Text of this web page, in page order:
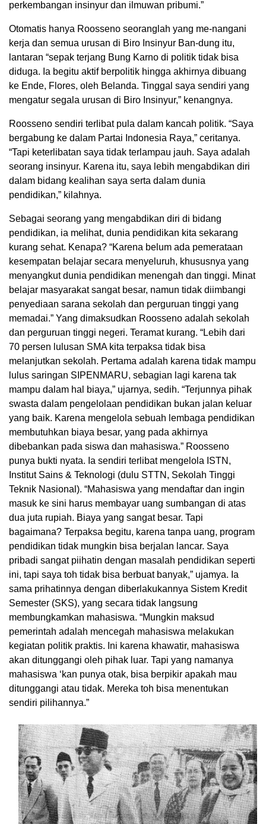
perkembangan insinyur dan ilmuwan pribumi.”
Otomatis hanya Roosseno seoranglah yang me-nangani
kerja dan semua urusan di Biro Insinyur Ban-dung itu,
lantaran “sepak terjang Bung Karno di politik tidak bisa
diduga. Ia begitu aktif berpolitik hingga akhirnya dibuang
ke Ende, Flores, oleh Belanda. Tinggal saya sendiri yang
mengatur segala urusan di Biro Insinyur,” kenangnya.
Roosseno sendiri terlibat pula dalam kancah politik. “Saya
bergabung ke dalam Partai Indonesia Raya,” ceritanya.
“Tapi keterlibatan saya tidak terlampau jauh. Saya adalah
seorang insinyur. Karena itu, saya lebih mengabdikan diri
dalam bidang kealihan saya serta dalam dunia
pendidikan,” kilahnya.
Sebagai seorang yang mengabdikan diri di bidang
pendidikan, ia melihat, dunia pendidikan kita sekarang
kurang sehat. Kenapa? “Karena belum ada pemerataan
kesempatan belajar secara menyeluruh, khususnya yang
menyangkut dunia pendidikan menengah dan tinggi. Minat
belajar masyarakat sangat besar, namun tidak diimbangi
penyediaan sarana sekolah dan perguruan tinggi yang
memadai.” Yang dimaksudkan Roosseno adalah sekolah
dan perguruan tinggi negeri. Teramat kurang. “Lebih dari
70 persen lulusan SMA kita terpaksa tidak bisa
melanjutkan sekolah. Pertama adalah karena tidak mampu
lulus saringan SIPENMARU, sebagian lagi karena tak
mampu dalam hal biaya,” ujarnya, sedih. “Terjunnya pihak
swasta dalam pengelolaan pendidikan bukan jalan keluar
yang baik. Karena mengelola sebuah lembaga pendidikan
membutuhkan biaya besar, yang pada akhirnya
dibebankan pada siswa dan mahasiswa.” Roosseno
punya bukti nyata. Ia sendiri terlibat mengelola ISTN,
Institut Sains & Teknologi (dulu STTN, Sekolah Tinggi
Teknik Nasional). “Mahasiswa yang mendaftar dan ingin
masuk ke sini harus membayar uang sumbangan di atas
dua juta rupiah. Biaya yang sangat besar. Tapi
bagaimana? Terpaksa begitu, karena tanpa uang, program
pendidikan tidak mungkin bisa berjalan lancar. Saya
pribadi sangat piihatin dengan masalah pendidikan seperti
ini, tapi saya toh tidak bisa berbuat banyak,” ujamya. Ia
sama prihatinnya dengan diberlakukannya Sistem Kredit
Semester (SKS), yang secara tidak langsung
membungkamkan mahasiswa. “Mungkin maksud
pemerintah adalah mencegah mahasiswa melakukan
kegiatan politik praktis. Ini karena khawatir, mahasiswa
akan ditunggangi oleh pihak luar. Tapi yang namanya
mahasiswa ‘kan punya otak, bisa berpikir apakah mau
ditunggangi atau tidak. Mereka toh bisa menentukan
sendiri pilihannya.”